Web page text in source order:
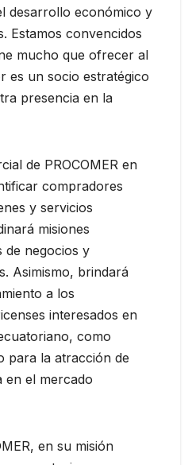
desarrollo económico y
Estamos convencidos
mucho que ofrecer al
es un socio estratégico
presencia en la
de PROCOMER en
compradores
y servicios
misiones
de negocios y
Asimismo, brindará
a los
interesados en
como
para la atracción de
en el mercado
en su misión